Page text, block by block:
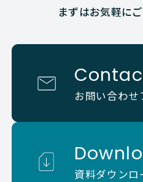
まずはお気軽に
お問い合わせ
資料ダウンロ